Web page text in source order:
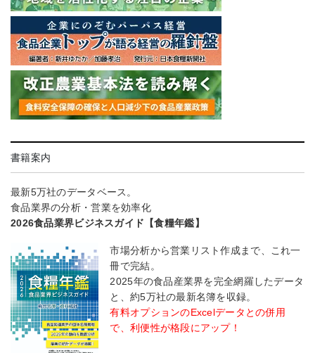
書籍案内
最新5万社のデータベース。
食品業界の分析・営業を効率化
2026食品業界ビジネスガイド【食糧年鑑】
市場分析から営業リスト作成まで、これ一
冊で完結。
2025年の食品産業界を完全網羅したデータ
と、約5万社の最新名簿を収録。
有料オプションのExcelデータとの併用
で、利便性が格段にアップ！